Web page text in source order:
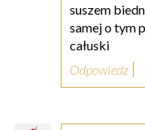
suszem
samej o tym
całuski
Odpowiedz